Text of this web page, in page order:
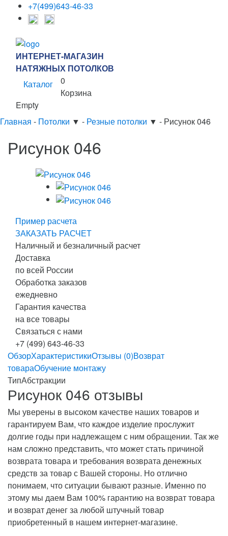
+7(499)643-46-33
ИНТЕРНЕТ-МАГАЗИН
НАТЯЖНЫХ ПОТОЛКОВ
Каталог
0
Корзина
Empty
Главная - Потолки ▼ - Резные потолки ▼ - Рисунок 046
Рисунок 046
Пример расчета
ЗАКАЗАТЬ РАСЧЕТ
Наличный и безналичный расчет
Доставка
по всей России
Обработка заказов
ежедневно
Гарантия качества
на все товары
Связаться с нами
+7 (499) 643-46-33
ОбзорХарактеристикиОтзывы (0)Возврат
товараОбучение монтажу
ТипАбстракции
Рисунок 046 отзывы
Мы уверены в высоком качестве наших товаров и
гарантируем Вам, что каждое изделие прослужит
долгие годы при надлежащем с ним обращении. Так же
нам сложно представить, что может стать причиной
возврата товара и требования возврата денежных
средств за товар с Вашей стороны. Но отлично
понимаем, что ситуации бывают разные. Именно по
этому мы даем Вам 100% гарантию на возврат товара
и возврат денег за любой штучный товар
приобретенный в нашем интернет-магазине.